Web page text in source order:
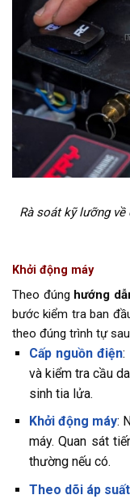
Rà soát kỹ lưỡng về
Khởi động máy
Theo đúng hướng
bước kiểm tra ban
theo đúng trình tự
Cấp nguồn điện:
và kiểm tra cầu
sinh tia lửa.
Khởi động máy:
máy. Quan sát
thường nếu có.
Theo dõi áp